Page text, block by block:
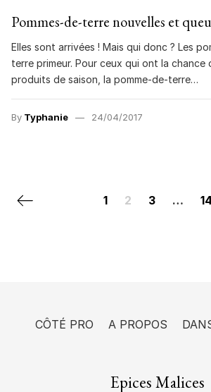
Pommes-de-terre nouvelles et
Elles sont arrivées ! Mais qui donc ? Les
terre primeur. Pour ceux qui ont la chance
produits de saison, la pomme-de-terre…
By Typhanie 24/04/2017
Posts navigation
Previous page 1 2 3 … 14
CÔTÉ PRO A PROPOS
Epices Malices